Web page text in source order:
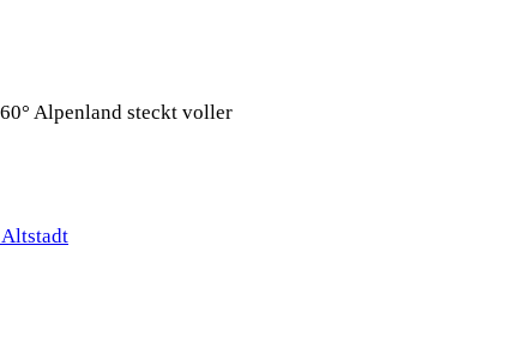
Alpenland steckt voller